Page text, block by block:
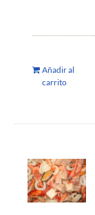
Añadir al
carrito